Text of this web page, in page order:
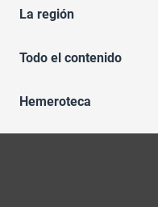
La región
Todo el contenido
Hemeroteca